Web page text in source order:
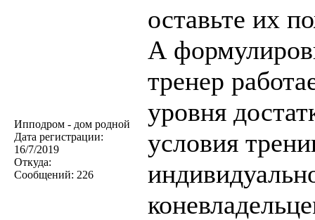
Ипподром - дом родной
Дата регистрации:
16/7/2019
Откуда:
Сообщений: 226
оставьте их
А
тренер
уровня
условия